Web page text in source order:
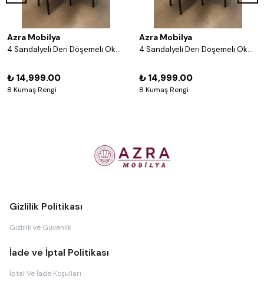
Azra Mobilya
4 Sandalyeli Deri Döşemeli Okey Masası Takımı – 8 Renk Seçenekli Ahşap Masa ve Sandalye Seti - Acı Kahve
₺ 14,999.00
8 Kumaş Rengi
Azra Mobilya
4 Sandalyeli Deri Döşemeli Okey Masası Takımı – 8 Renk Seçenekli Ahşap Masa ve Sandalye Seti - Gri
₺ 14,999.00
8 Kumaş Rengi
Gizlilik Politikası
Gizlilik ve Güvenlik
İade ve İptal Politikası
İptal Ve İade Koşulları